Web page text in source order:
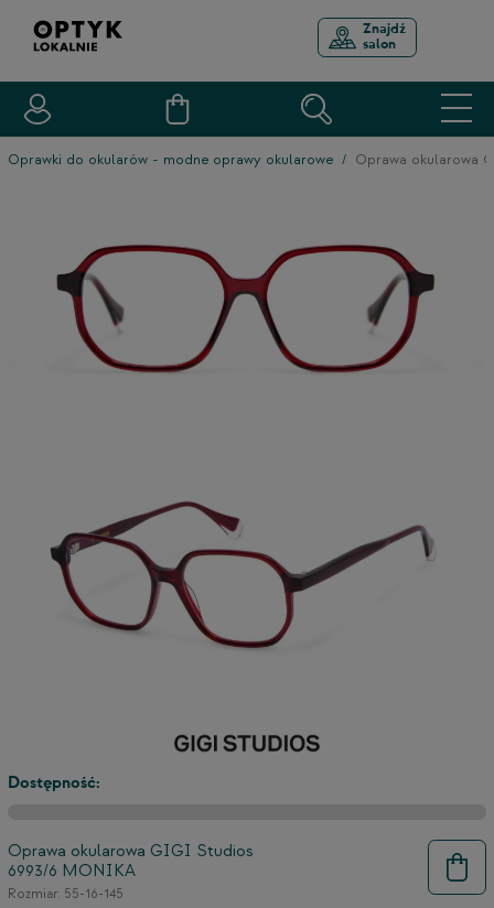
Znajdź
salon
Oprawki do okularów - modne oprawy okularowe Oprawa okularowa
Dostępność:
Oprawa okularowa GIGI Studios
6993/6 MONIKA
Rozmiar: 55-16-145